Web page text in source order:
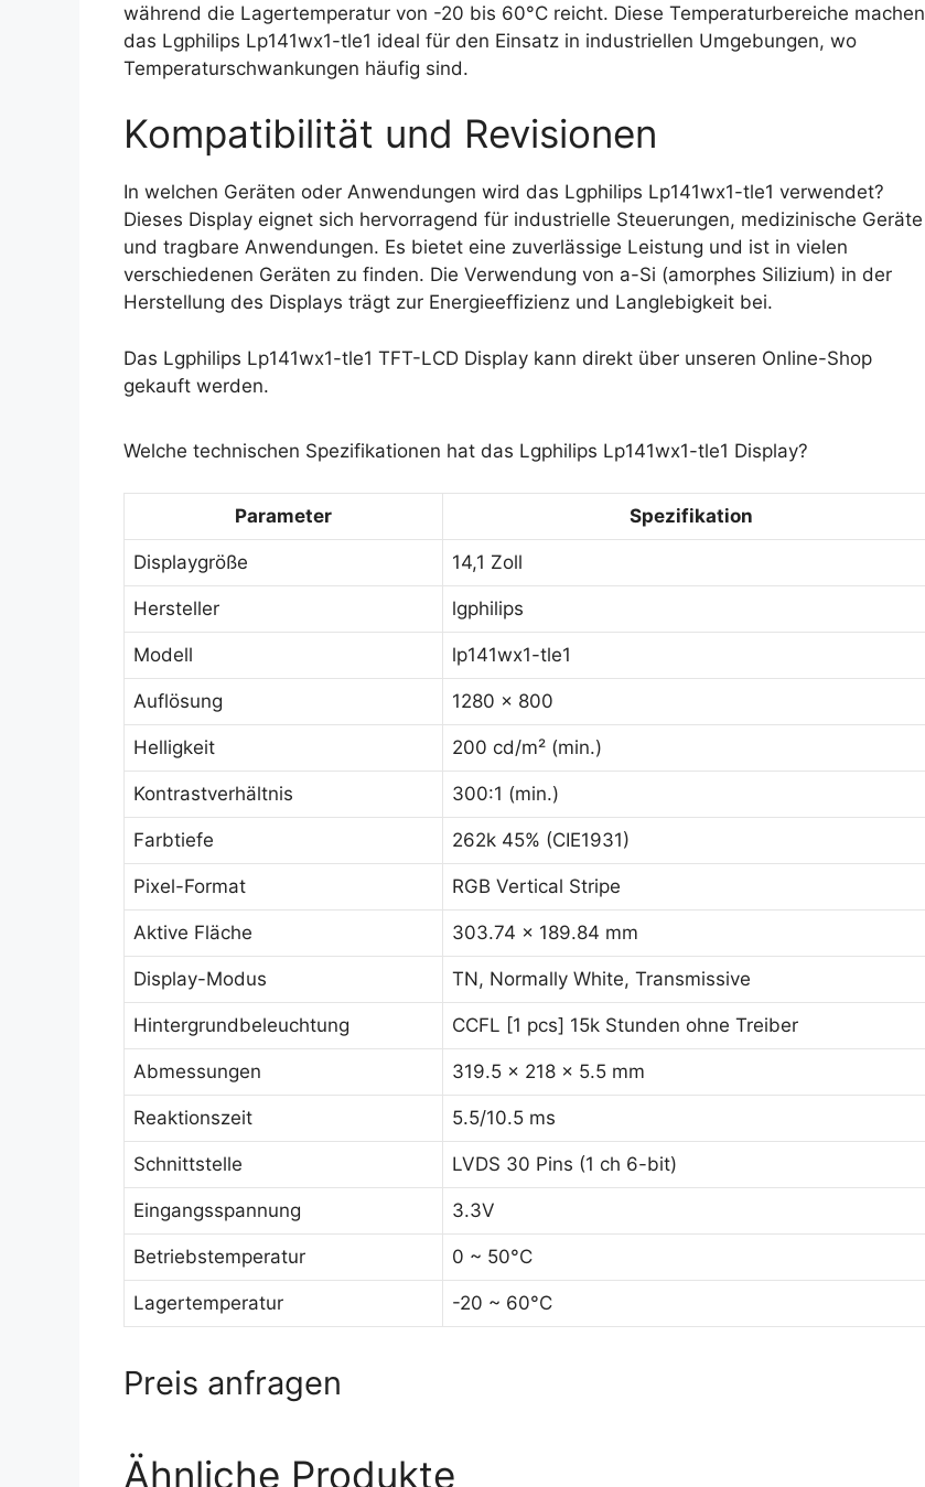
während die Lagertemperatur von -20 bis 60°C reicht. Diese Temperaturbereiche machen
das Lgphilips Lp141wx1-tle1 ideal für den Einsatz in industriellen Umgebungen, wo
Temperaturschwankungen häufig sind.
Kompatibilität und Revisionen
In welchen Geräten oder Anwendungen wird das Lgphilips Lp141wx1-tle1 verwendet?
Dieses Display eignet sich hervorragend für industrielle Steuerungen, medizinische Geräte
und tragbare Anwendungen. Es bietet eine zuverlässige Leistung und ist in vielen
verschiedenen Geräten zu finden. Die Verwendung von a-Si (amorphes Silizium) in der
Herstellung des Displays trägt zur Energieeffizienz und Langlebigkeit bei.
Das Lgphilips Lp141wx1-tle1 TFT-LCD Display kann direkt über unseren Online-Shop
gekauft werden.
Welche technischen Spezifikationen hat das Lgphilips Lp141wx1-tle1 Display?
Parameter Spezifikation
Displaygröße 14,1 Zoll
Hersteller lgphilips
Modell lp141wx1-tle1
Auflösung 1280 x 800
Helligkeit 200 cd/m² (min.)
Kontrastverhältnis 300:1 (min.)
Farbtiefe 262k 45% (CIE1931)
Pixel-Format RGB Vertical Stripe
Aktive Fläche 303.74 x 189.84 mm
Display-Modus TN, Normally White, Transmissive
Hintergrundbeleuchtung CCFL [1 pcs] 15k Stunden ohne Treiber
Abmessungen 319.5 x 218 x 5.5 mm
Reaktionszeit 5.5/10.5 ms
Schnittstelle LVDS 30 Pins (1 ch 6-bit)
Eingangsspannung 3.3V
Betriebstemperatur 0 ~ 50°C
Lagertemperatur -20 ~ 60°C
Preis anfragen
Ähnliche Produkte